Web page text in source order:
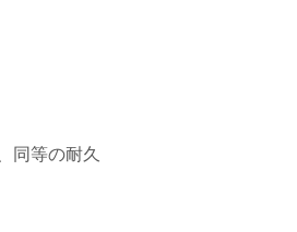
同等の耐久